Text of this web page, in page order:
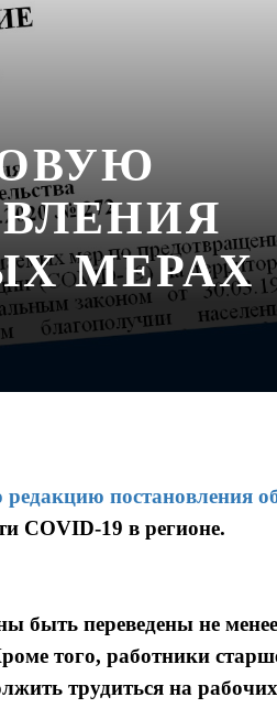
МЕРАХ
редакцию постановления
COVID-19 в регионе.
быть переведены не менее
того, работники
трудиться на рабочих